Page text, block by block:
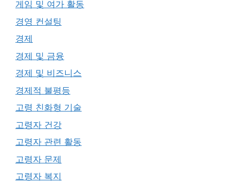
게임 및 여가 활동
경영 컨설팅
경제
경제 및 금융
경제 및 비즈니스
경제적 불평등
고령 친화형 기술
고령자 건강
고령자 관련 활동
고령자 문제
고령자 복지